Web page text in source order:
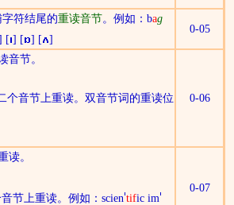
字符结尾的重读音节。例如：bag
[ ] [ ] [ ]
0-05
音节。
个音节上重读。双音节词的重读位
0-06
读。
节上重读。例如： scien tific im
0-07